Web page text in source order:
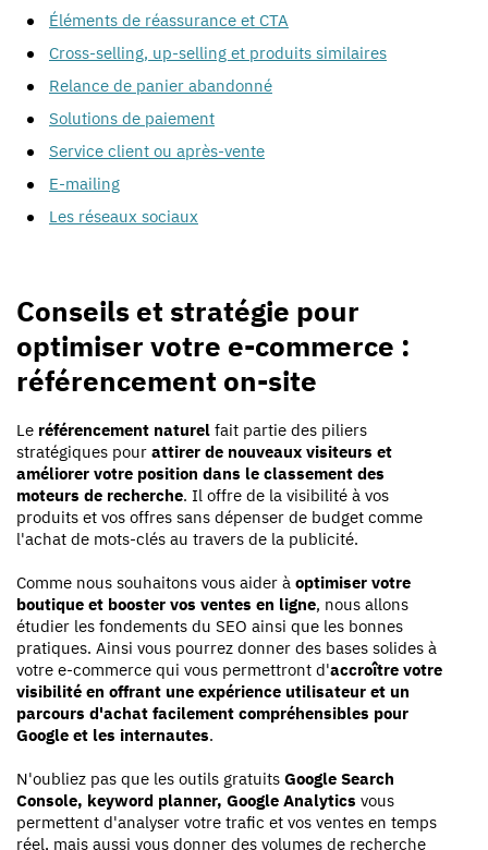
Éléments de réassurance et CTA
Cross-selling, up-selling et produits similaires
Relance de panier abandonné
Solutions de paiement
Service client ou après-vente
E-mailing
Les réseaux sociaux
Conseils et stratégie pour
optimiser votre e-commerce :
référencement on-site
Le référencement naturel fait partie des piliers
stratégiques pour attirer de nouveaux visiteurs et
améliorer votre position dans le classement des
moteurs de recherche. Il offre de la visibilité à vos
produits et vos offres sans dépenser de budget comme
l'achat de mots-clés au travers de la publicité.
Comme nous souhaitons vous aider à optimiser votre
boutique et booster vos ventes en ligne, nous allons
étudier les fondements du SEO ainsi que les bonnes
pratiques. Ainsi vous pourrez donner des bases solides à
votre e-commerce qui vous permettront d'accroître votre
visibilité en offrant une expérience utilisateur et un
parcours d'achat facilement compréhensibles pour
Google et les internautes.
N'oubliez pas que les outils gratuits Google Search
Console, keyword planner, Google Analytics vous
permettent d'analyser votre trafic et vos ventes en temps
réel, mais aussi vous donner des volumes de recherche